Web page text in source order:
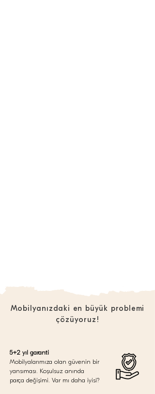
Mobilyanızdaki en büyük problemi
çözüyoruz!
5+2 yıl garanti
Mobilyalarımıza olan güvenin bir
yansıması. Koşulsuz anında
parça değişimi. Var mı daha iyisi?